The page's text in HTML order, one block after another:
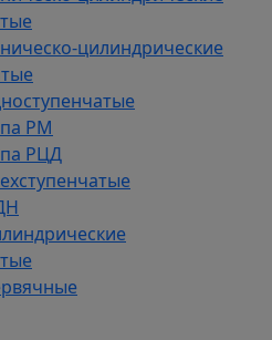
цилиндрические
РМ
РЦД